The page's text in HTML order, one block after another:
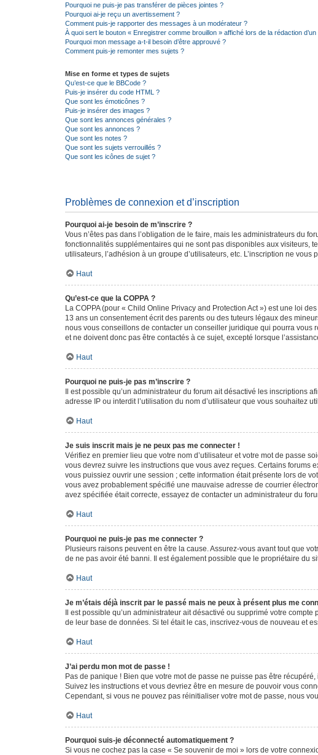
Pourquoi ne puis-je pas transférer de pièces jointes ?
Pourquoi ai-je reçu un avertissement ?
Comment puis-je rapporter des messages à un modérateur ?
À quoi sert le bouton « Enregistrer comme brouillon » affiché lors de la rédaction d’un
Pourquoi mon message a-t-il besoin d’être approuvé ?
Comment puis-je remonter mes sujets ?
Mise en forme et types de sujets
Qu’est-ce que le BBCode ?
Puis-je insérer du code HTML ?
Que sont les émoticônes ?
Puis-je insérer des images ?
Que sont les annonces générales ?
Que sont les annonces ?
Que sont les notes ?
Que sont les sujets verrouillés ?
Que sont les icônes de sujet ?
Problèmes de connexion et d’inscription
Pourquoi ai-je besoin de m’inscrire ?
Vous n’êtes pas dans l’obligation de le faire, mais les administrateurs du
fonctionnalités supplémentaires qui ne sont pas disponibles aux visiteurs,
utilisateurs, l’adhésion à un groupe d’utilisateurs, etc. L’inscription ne
Haut
Qu’est-ce que la COPPA ?
La COPPA (pour « Child Online Privacy and Protection Act ») est une loi
13 ans un consentement écrit des parents ou des tuteurs légaux des
nous vous conseillons de contacter un conseiller juridique qui pourra vous
et ne doivent donc pas être contactés à ce sujet, excepté lorsque
Haut
Pourquoi ne puis-je pas m’inscrire ?
Il est possible qu’un administrateur du forum ait désactivé les inscriptions
adresse IP ou interdit l’utilisation du nom d’utilisateur que vous souhaitez
Haut
Je suis inscrit mais je ne peux pas me connecter !
Vérifiez en premier lieu que votre nom d’utilisateur et votre mot de passe
vous devrez suivre les instructions que vous avez reçues. Certains
vous puissiez ouvrir une session ; cette information était présente lors de
vous avez probablement spécifié une mauvaise adresse de courrier
avez spécifiée était correcte, essayez de contacter un administrateur du
Haut
Pourquoi ne puis-je pas me connecter ?
Plusieurs raisons peuvent en être la cause. Assurez-vous avant tout que
de ne pas avoir été banni. Il est également possible que le propriétaire du
Haut
Je m’étais déjà inscrit par le passé mais ne peux à présent plus me
Il est possible qu’un administrateur ait désactivé ou supprimé votre
de leur base de données. Si tel était le cas, inscrivez-vous de nouveau et
Haut
J’ai perdu mon mot de passe !
Pas de panique ! Bien que votre mot de passe ne puisse pas être
Suivez les instructions et vous devriez être en mesure de pouvoir vous
Cependant, si vous ne pouvez pas réinitialiser votre mot de passe, nous
Haut
Pourquoi suis-je déconnecté automatiquement ?
Si vous ne cochez pas la case « Se souvenir de moi » lors de votre